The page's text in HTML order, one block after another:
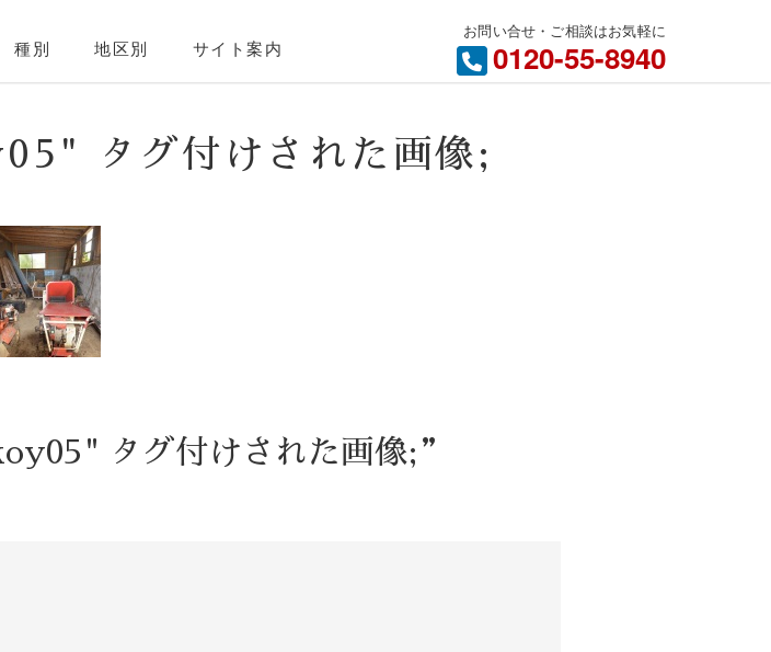
種別 地区別 サイト案内
お問い合せ・ご相談はお気軽に
0120-55-8940
タグ付けされた画像;
タグ付けされた画像;”